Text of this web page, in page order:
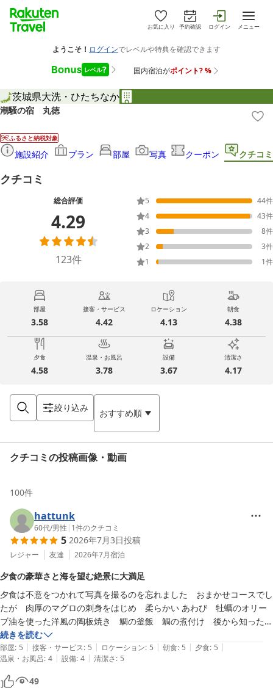
お気に入り 予約確認 ログイン メニュー
茨城県大洗・ひたちなか
潮騒の宿 丸徳
ふるさと納税対象
施設紹介 プラン 部屋 写真 クーポン クチコミ
クチコミ
総合評価
4.29
123件
5 44件
4
43件
3
8件
2
3件
1
1件
部屋
3.58
接客・サービス
4.42
ロケーション
4.13
朝食
4.38
夕食
4.58
温泉・お風呂
3.78
設備
3.67
清潔さ
4.17
絞り込み おすすめ順
クチコミの投稿画像・動画
100件
hattunk
60代/男性 | 1件のクチコミ
5 2026年7月3日投稿
レジャー 友達 2026年7月宿泊
夕食の豪華さと海を望む絶景に大満足
夕食は不意をつかれて写真を撮るのを忘れました　おまかせコースでし
たが　肉厚のマグロの刺身をはじめ　柔らかい あわび　牡蠣のオリー
ブ油を使った洋風の陶板焼き　鯛の釜飯　鯛の煮付け　後から知ったの
ですが煮付けの鯛は天然の 鯛が2人でまるまる1尾　イカ 新庄のお吸い
物　最後にデザートまでついていました　もうお腹がパンパンで写真を
撮っとておけば良かったなと 後で後悔しました　平日の木金で行った
のですが海開きの前ということもあり 旅館全体が 貸切状態でした　大
続きを読む
部屋: 5 | 接客・サービス: 5 | ロケーション: 5 | 朝食: 5 | 夕食: 5 |
温泉・お風呂: 4 | 設備: 4 | 清潔さ: 5
49